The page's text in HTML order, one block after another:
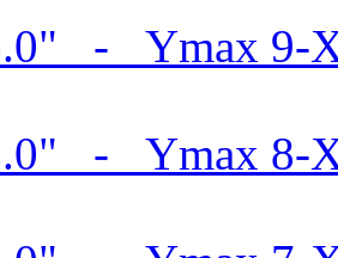
- Ymax 9-
- Ymax 8-